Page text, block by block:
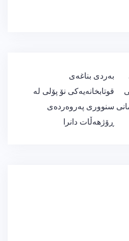
بەردی بناغەی
قوتابخانەیەکی نۆ پۆلی لە
سنووری پەروەردەی
ڕۆژهەڵات دانرا